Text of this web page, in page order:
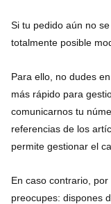
Si tu pedido aún no
totalmente posible
Para ello, no dudes
más rápido para
comunicarnos tu
referencias de los
permite gestionar el
En caso contrario,
preocupes: dispones